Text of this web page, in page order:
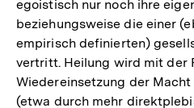
egoistisch nur noch ihre
beziehungsweise die einer
empirisch definierten)
vertritt. Heilung wird mit der
Wiedereinsetzung der
(etwa durch mehr